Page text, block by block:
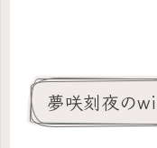
夢咲刻夜の